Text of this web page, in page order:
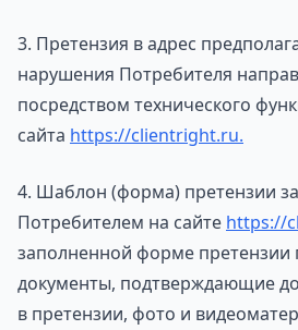
3. Претензия в адрес
нарушения Потребителя
посредством технического
сайта https://clientright.ru.
4. Шаблон (форма) претензии
Потребителем на сайте https://
заполненной форме претензии
документы, подтверждающие
в претензии, фото и